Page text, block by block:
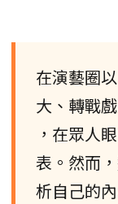
在演藝圈
大、轉戰
，在眾人
表。然而
析自己的